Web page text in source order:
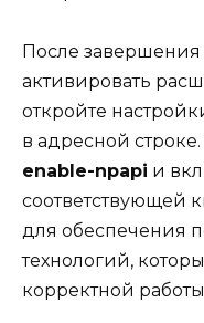
После завершения
активировать
откройте
в адресной
enable-npapi и
соответствующей
для обеспечения
технологий,
корректной